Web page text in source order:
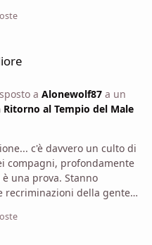
villaggio, cancella ogni
e la disperazione dei
è la prova schiacciante che
mette radici qui, non ci
ma un vero e proprio
a Alonewolf87a un
Ritorno al Tempio del Male
c'è davvero un culto di
compagni, profondamente
una prova. Stanno
recriminazioni della gente
il conte deve sapere. Il